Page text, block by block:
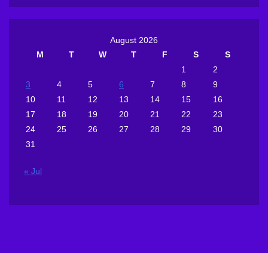
August 2026
M
T W T F S
S
1
2
3
4 5 6 7 8
9
10
11 12 13 14 15
16
17
18 19 20 21 22
23
24
25 26 27 28 29
30
31
« Jul